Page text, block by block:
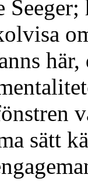
sätt